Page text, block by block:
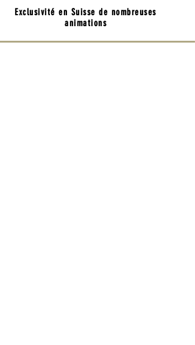
Exclusivité en Suisse de nombreuses
animations